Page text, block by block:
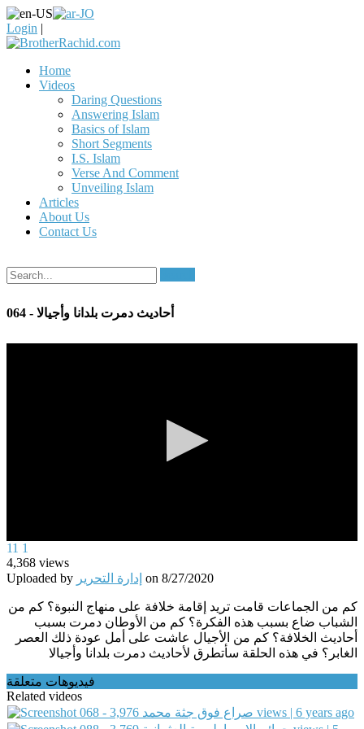
Login |
Home
Videos
Daring Questions
Answering Islam
Basics of Islam
Short Segments
I.S. Islam
Verse And Comment
Unveiling Islam
Articles
About Us
Contact Us
064 - أحاديث دمرت بلدانا وأجيالا
0
seconds
of
0
seconds
11 1
4,368 views
Uploaded by إدارة التحرير on 8/27/2020
كم من الجماعات قامت تريد إقامة خلافة على منهاج النبوة؟ كم من
الشباب ضاع بسبب هذه الفكرة؟ كم من الأوطان دمرت بسبب
أحاديث الخلافة؟ كم من الأجيال عاشت على أمل عودة ذلك العصر
الغابر؟ في هذه الحلقة سأتطرق لأحاديث دمرت بلدانا وأجيالا
فيديوهات متعلقة
Related videos
068 - صراع فوق جثة محمد 3,976 views | 6 years ago